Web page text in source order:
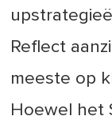
Reflect
meeste op
Hoewel het